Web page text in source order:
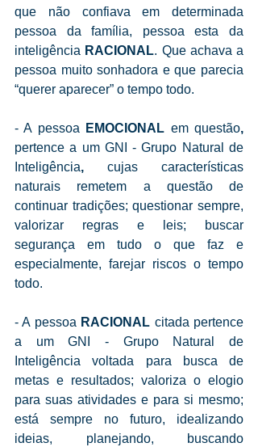
que não confiava em determinada
pessoa da família, pessoa esta da
inteligência RACIONAL. Que achava a
pessoa muito sonhadora e que parecia
“querer aparecer” o tempo todo.
- A pessoa EMOCIONAL em questão
pertence a um GNI - Grupo Natural de
Inteligência, cujas características
naturais remetem a questão de
continuar tradições; questionar sempre,
valorizar regras e leis; buscar
segurança em tudo o que faz e
especialmente, farejar riscos o tempo
todo.
- A pessoa RACIONAL citada pertence
a um GNI - Grupo Natural de
Inteligência voltada para busca de
metas e resultados; valoriza o elogio
para suas atividades e para si mesmo;
está sempre no futuro, idealizando
ideias, planejando, buscando